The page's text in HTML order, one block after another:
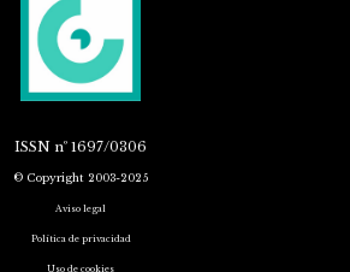
ISSN nº 1697/0306
© Copyright 2003-2025
Aviso legal
Política de privacidad
Uso de cookies